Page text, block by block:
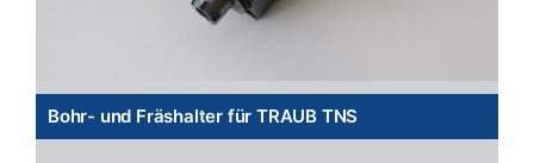
Bohr- und Fräshalter für TRAUB TNS